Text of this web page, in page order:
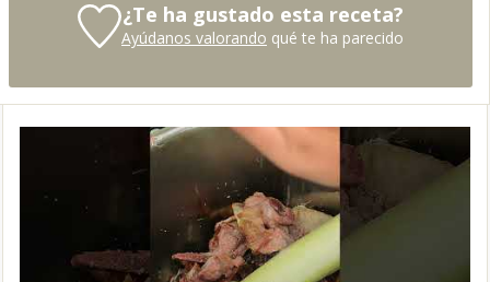
¿Te ha gustado esta receta?
Ayúdanos valorando qué te ha parecido